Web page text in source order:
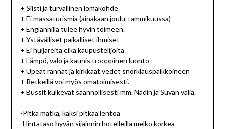
+ Siisti ja turvallinen lomakohde
+ Ei massaturismia (ainakaan joulu-tammikuussa)
+ Englannilla tulee hyvin toimeen.
+ Ystävälliset paikalliset ihmiset
+ Ei huijareita eikä kaupustelijoita
+ Lämpö, valo ja kaunis trooppinen luonto
+ Upeat rannat ja kirkkaat vedet snorklauspaikkoineen
+ Retkeillä voi myös omatoimisesti.
+ Bussit kulkevat säännöllisesti mm. Nadin ja Suvan väliä.
-Pitkä matka, kaksi pitkää lentoa
-Hintataso hyvän sijainnin hotelleilla melko korkea